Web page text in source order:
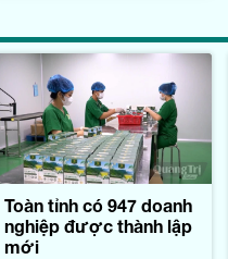
Toàn tỉnh có 947 doanh
nghiệp được thành lập
mới